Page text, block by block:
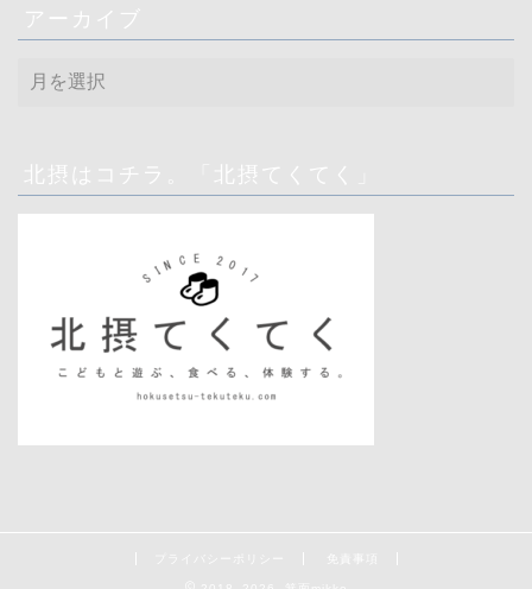
アーカイブ
ー
ブ 北摂はコチラ。「北摂てくてく」